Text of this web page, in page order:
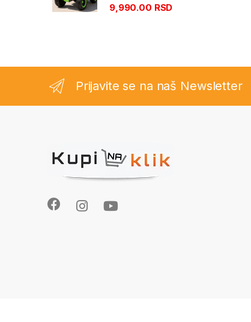
9,990.00 RSD
Prijavite se na naš Newsletter